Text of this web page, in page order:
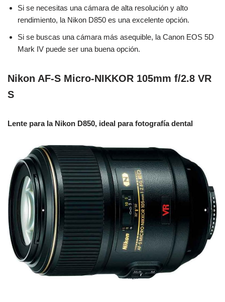
Si se necesitas una cámara de alta resolución y alto
rendimiento, la Nikon D850 es una excelente opción.
Si se buscas una cámara más asequible, la Canon EOS 5D
Mark IV puede ser una buena opción.
Nikon AF-S Micro-NIKKOR 105mm f/2.8 VR
S
Lente para la Nikon D850, ideal para fotografía dental